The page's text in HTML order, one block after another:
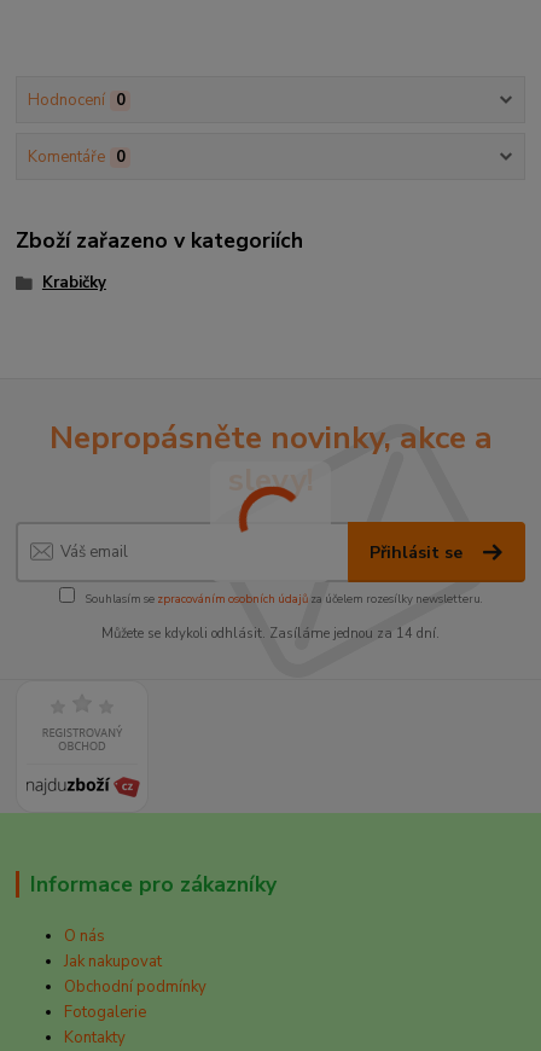
Hodnocení 0
Komentáře 0
Zboží zařazeno v kategoriích
Krabičky
Nepropásněte novinky, akce a
slevy!
Přihlásit se
Souhlasím se zpracováním osobních údajůza účelem rozesílky newsletteru.
Můžete se kdykoli odhlásit. Zasíláme jednou za 14 dní.
Informace pro zákazníky
O nás
Jak nakupovat
Obchodní podmínky
Fotogalerie
Kontakty